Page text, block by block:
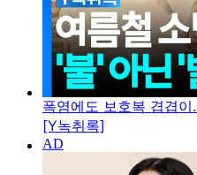
폭염에도 보호복 겹겹
[Y녹취록]